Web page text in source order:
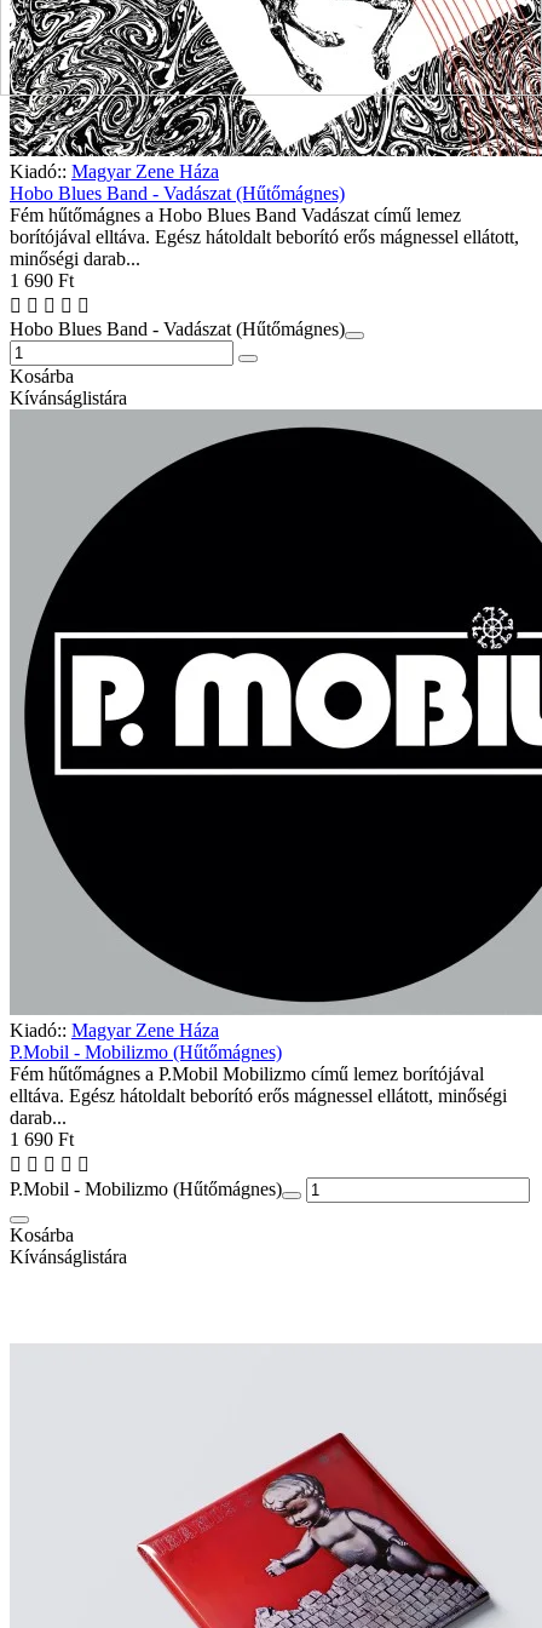
Kiadó:: Magyar Zene Háza
Hobo Blues Band - Vadászat (Hűtőmágnes)
Fém hűtőmágnes a Hobo Blues Band Vadászat című lemez
borítójával elltáva. Egész hátoldalt beborító erős mágnessel ellátott,
minőségi darab...
1 690 Ft
Hobo Blues Band - Vadászat (Hűtőmágnes)
Kosárba
Kívánságlistára
Kiadó:: Magyar Zene Háza
P.Mobil - Mobilizmo (Hűtőmágnes)
Fém hűtőmágnes a P.Mobil Mobilizmo című lemez borítójával
elltáva. Egész hátoldalt beborító erős mágnessel ellátott, minőségi
darab...
1 690 Ft
P.Mobil - Mobilizmo (Hűtőmágnes)
Kosárba
Kívánságlistára